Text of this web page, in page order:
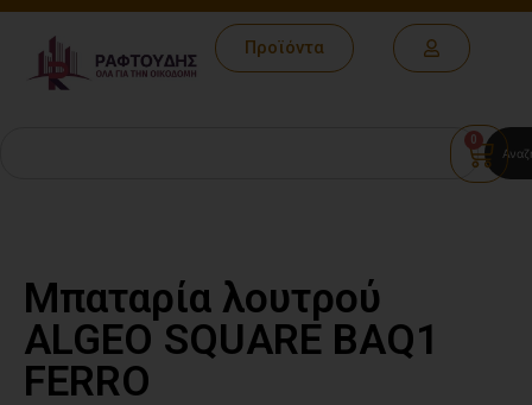
Προϊόντα
0
Μπαταρία λουτρού
ALGEO SQUARE BAQ1
FERRO